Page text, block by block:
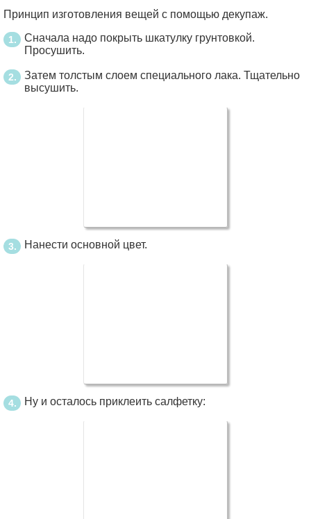
Принцип изготовления вещей с помощью декупаж.
Сначала надо покрыть шкатулку грунтовкой.
Просушить.
Затем толстым слоем специального лака. Тщательно
высушить.
Нанести основной цвет.
Ну и осталось приклеить салфетку: